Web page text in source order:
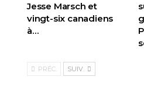
Jesse Marsch et
vingt-six canadiens
à…
PRÉC. SUIV.